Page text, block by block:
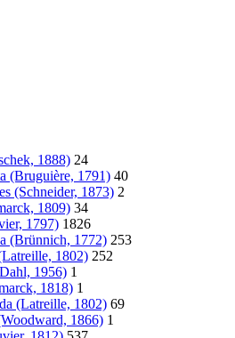
1888) 24
(Bruguière, 1791) 40
(Schneider, 1873) 2
1809) 34
1797) 1826
(Brünnich, 1772) 253
1802) 252
1956) 1
1818) 1
(Latreille, 1802) 69
1866) 1